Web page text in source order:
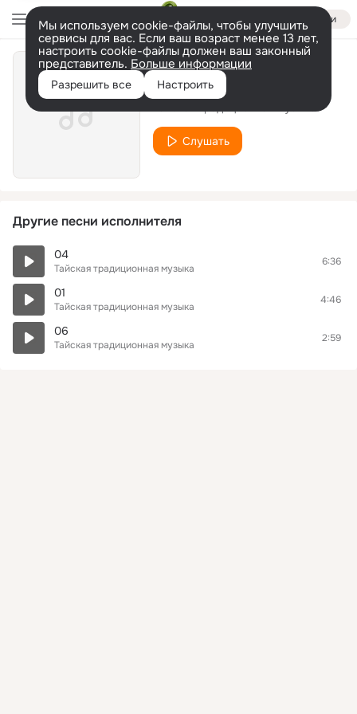
Войти
Мы используем cookie-файлы, чтобы улучшить
сервисы для вас. Если ваш возраст менее 13 лет,
настроить cookie-файлы должен ваш законный
представитель. Больше информации
Разрешить все Настроить
10
Слушать
Другие песни исполнителя
04
Тайская традиционная музыка
6:36
01
Тайская традиционная музыка
4:46
06
Тайская традиционная музыка
2:59